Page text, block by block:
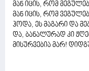
მან იცის, რომ
მან იცის, რომ
ჰოდა, ეს მაგარი და
და, ბანალურად კი
მისურვებია მარ!